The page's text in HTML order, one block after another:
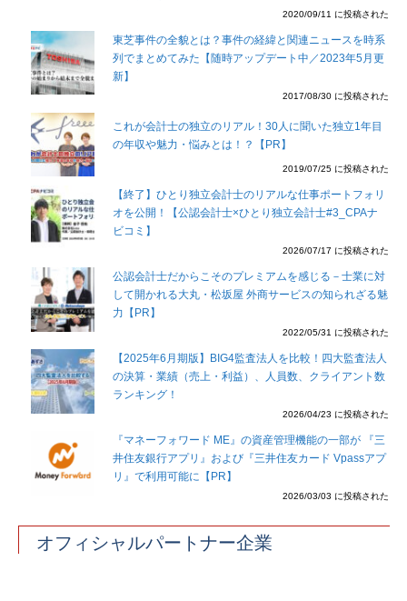
2020/09/11 に投稿された
東芝事件の全貌とは？事件の経緯と関連ニュースを時系
列でまとめてみた【随時アップデート中／2023年5月更
新】
2017/08/30 に投稿された
これが会計士の独立のリアル！30人に聞いた独立1年目
の年収や魅力・悩みとは！？【PR】
2019/07/25 に投稿された
【終了】ひとり独立会計士のリアルな仕事ポートフォリ
オを公開！【公認会計士×ひとり独立会計士#3_CPAナ
ビコミ】
2026/07/17 に投稿された
公認会計士だからこそのプレミアムを感じる－士業に対
して開かれる大丸・松坂屋 外商サービスの知られざる魅
力【PR】
2022/05/31 に投稿された
【2025年6月期版】BIG4監査法人を比較！四大監査法人
の決算・業績（売上・利益）、人員数、クライアント数
ランキング！
2026/04/23 に投稿された
『マネーフォワード ME』の資産管理機能の一部が 『三
井住友銀行アプリ』および『三井住友カード Vpassアプ
リ』で利用可能に【PR】
2026/03/03 に投稿された
オフィシャルパートナー企業